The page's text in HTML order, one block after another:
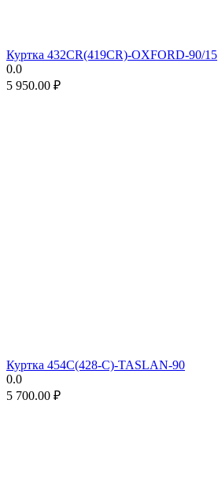
Куртка 432CR(419CR)-OXFORD-90/15
0.0
5 950.00 ₽
Куртка 454C(428-C)-TASLAN-90
0.0
5 700.00 ₽